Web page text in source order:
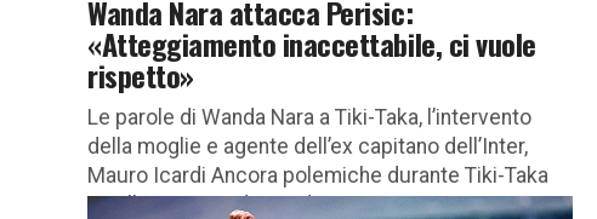
Wanda Nara attacca Perisic:
«Atteggiamento inaccettabile, ci vuole
rispetto»
Le parole di Wanda Nara a Tiki-Taka, l’intervento
della moglie e agente dell’ex capitano dell’Inter,
Mauro Icardi Ancora polemiche durante Tiki-Taka
con l’intervento di Wanda Nara,...